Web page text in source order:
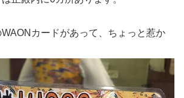
カードがあって、ちょっと惹か